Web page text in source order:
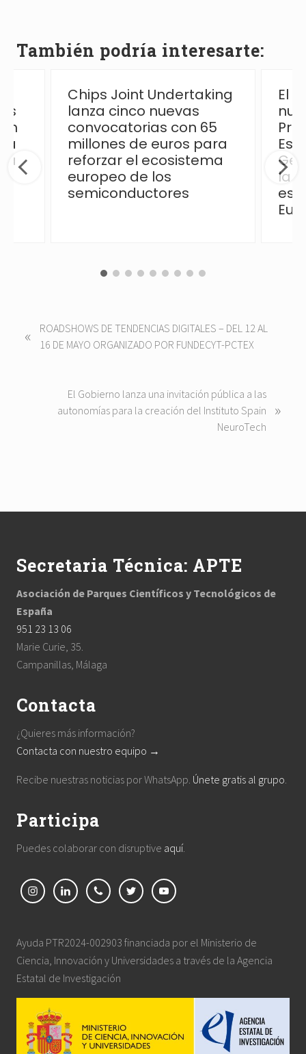
También podría interesarte:
Chips Joint Undertaking
lanza cinco nuevas
convocatorias con 65
millones de euros para
reforzar el ecosistema
europeo de los
semiconductores
El
la
r
t
«
ROADSHOWS DE TENDENCIAS DIGITALES – DEL 12 AL
16 DE MAYO ORGANIZADO POR FUNDECYT-PCTEX
t
El Gobierno lanza una invitación pública a las
autonomías para la creación del Instituto Spain
NeuroTech
»
Secretaria Técnica: APTE
Asociación de Parques Científicos y Tecnológicos de
España
951 23 13 06
Marie Curie, 35.
Campanillas, Málaga
Contacta
¿Quieres más información?
Contacta con nuestro equipo →
Recibe nuestras noticias por WhatsApp. Únete gratis al grupo.
Participa
Puedes colaborar con disruptive aquí.
Ayuda PTR2024-002903 financiada por el Ministerio de
Ciencia, Innovación y Universidades a través de la Agencia
Estatal de Investigación